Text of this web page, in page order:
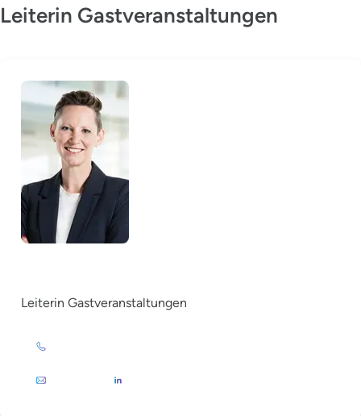
Leiterin Gastveranstaltungen
Leiterin Gastveranstaltungen